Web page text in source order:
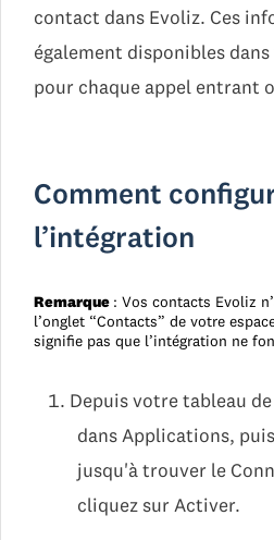
contact dans Evoliz. Ces
également disponibles
pour chaque appel entrant
Comment
l’intégration
Remarque : Vos contacts Evoliz
l’onglet “Contacts” de votre
signifie pas que l’intégration ne
Depuis votre tableau
dans Applications,
jusqu'à trouver le
cliquez sur Activer.